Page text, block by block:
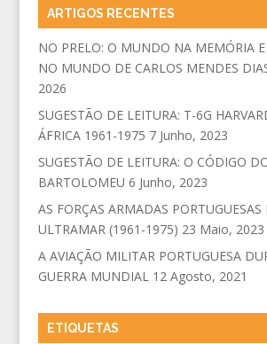
ARTIGOS RECENTES
NO PRELO: O MUNDO NA MEMÓRIA
NO MUNDO DE CARLOS MENDES
2026
SUGESTÃO DE LEITURA: T-6G
ÁFRICA 1961-1975 7 Junho, 2023
SUGESTÃO DE LEITURA: O CÓDIGO
BARTOLOMEU 6 Junho, 2023
AS FORÇAS ARMADAS PORTUGUESAS
ULTRAMAR (1961-1975) 23 Maio, 2023
A AVIAÇÃO MILITAR PORTUGUESA
GUERRA MUNDIAL 12 Agosto, 2021
ETIQUETAS